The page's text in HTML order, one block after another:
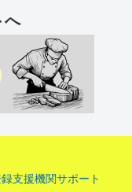
へ
支援機関サポート